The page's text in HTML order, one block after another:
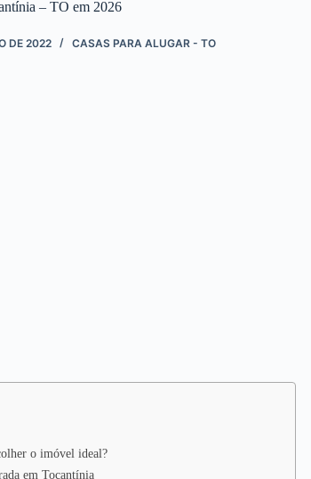
– TO em 2026
DE 2022 CASAS PARA ALUGAR - TO
o imóvel ideal?
em Tocantínia